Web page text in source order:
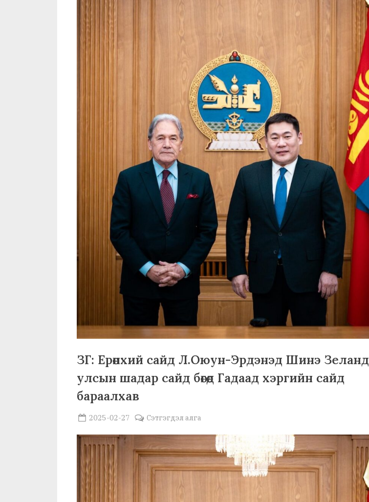
ЗГ: Ерөнхий сайд Л.Оюун-Эрдэнэд Шинэ Зеланд
улсын шадар сайд бөгөөд Гадаад хэргийн сайд
бараалхав
Posted
2025-02-27 By
MGL . SOCIAL
Сэтгэгдэл алга